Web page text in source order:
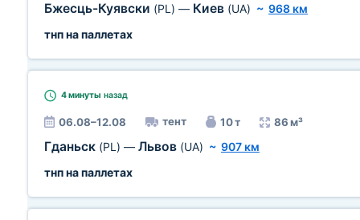
Бжесць-Куявски (PL) — Киев (UA) ~ 968 км
тнп на паллетах
4 минуты назад
06.08–12.08 тент 10 т 86 м³
Гданьск (PL) — Львов (UA) ~ 907 км
тнп на паллетах